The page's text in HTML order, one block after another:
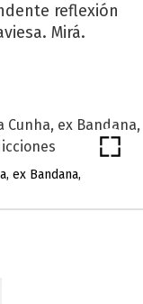
reflexión
Mirá.
ex Bandana,